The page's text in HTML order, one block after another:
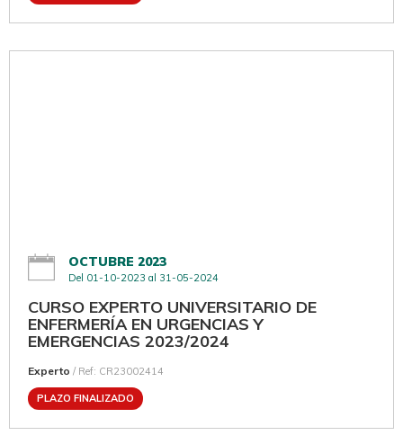
OCTUBRE 2023
Del 01-10-2023 al 31-05-2024
CURSO EXPERTO UNIVERSITARIO DE
ENFERMERÍA EN URGENCIAS Y
EMERGENCIAS 2023/2024
Experto / Ref: CR23002414
PLAZO FINALIZADO